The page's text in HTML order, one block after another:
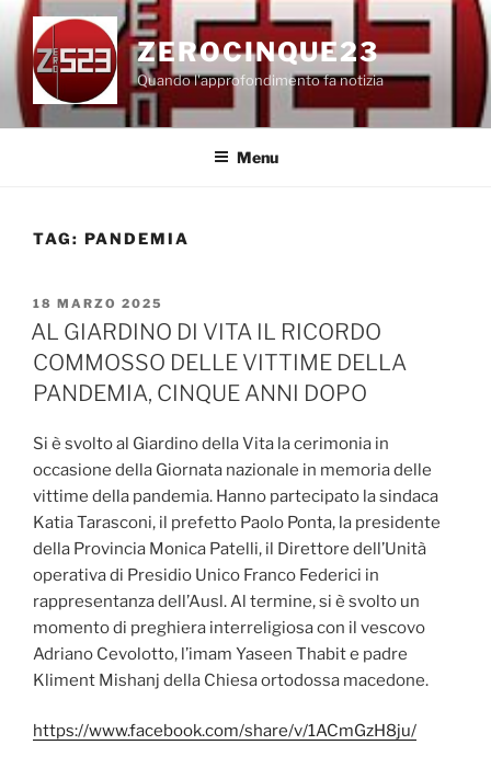
Salta
contenuto
ZEROCINQUE23
Quando l'approfondimento fa notizia
Menu
TAG: PANDEMIA
PUBBLICATO
IL
18 MARZO 2025
AL GIARDINO DI VITA IL RICORDO
COMMOSSO DELLE VITTIME DELLA
PANDEMIA, CINQUE ANNI DOPO
Si è svolto al Giardino della Vita la cerimonia in
occasione della Giornata nazionale in memoria delle
vittime della pandemia. Hanno partecipato la sindaca
Katia Tarasconi, il prefetto Paolo Ponta, la presidente
della Provincia Monica Patelli, il Direttore dell’Unità
operativa di Presidio Unico Franco Federici in
rappresentanza dell’Ausl. Al termine, si è svolto un
momento di preghiera interreligiosa con il vescovo
Adriano Cevolotto, l’imam Yaseen Thabit e padre
Kliment Mishanj della Chiesa ortodossa macedone.
https://www.facebook.com/share/v/1ACmGzH8ju/